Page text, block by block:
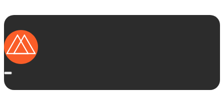
Startseite
Marken
Das solltest Du wissen
Vorteile von Ausstellungsküchen
Kategorien